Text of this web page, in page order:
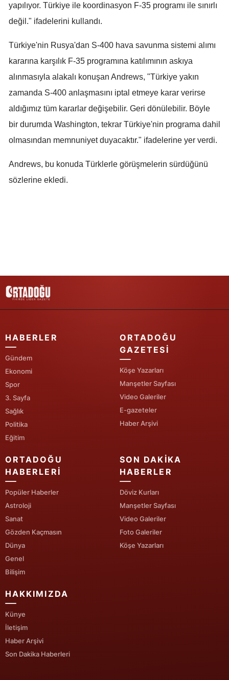
Malatya
Kahramanmaraş
Mardin
Muğla
Muş
Nevşehir
Tokat
Trabzon
Tunceli
Şanlıurfa
Uşak
Yozgat
Zonguldak
Bayburt
yapılıyor. Türkiye ile koordinasyon F-35 programı ile sınırlı
değil." ifadelerini kullandı.
Türkiye'nin Rusya'dan S-400 hava savunma sistemi alımı
kararına karşılık F-35 programına katılımının askıya
alınmasıyla alakalı konuşan Andrews, "Türkiye yakın
zamanda S-400 anlaşmasını iptal etmeye karar verirse
aldığımız tüm kararlar değişebilir. Geri dönülebilir. Böyle
bir durumda Washington, tekrar Türkiye'nin programa dahil
olmasından memnuniyet duyacaktır." ifadelerine yer verdi.
Andrews, bu konuda Türklerle görüşmelerin sürdüğünü
sözlerine ekledi.
HABERLER
Gündem
Ekonomi
Spor
3. Sayfa
Sağlık
Politika
Eğitim
ORTADOĞU
GAZETESI
Köşe Yazarları
Manşetler Sayfası
Video Galeriler
E-gazeteler
Haber Arşivi
ORTADOĞU
HABERLERI
Popüler Haberler
Astroloji
Sanat
Gözden Kaçmasın
Dünya
Genel
Bilişim
SON DAKIKA
HABERLER
Döviz Kurları
Manşetler Sayfası
Video Galeriler
Foto Galeriler
Köşe Yazarları
HAKKIMIZDA
Künye
İletişim
Haber Arşivi
Son Dakika Haberleri